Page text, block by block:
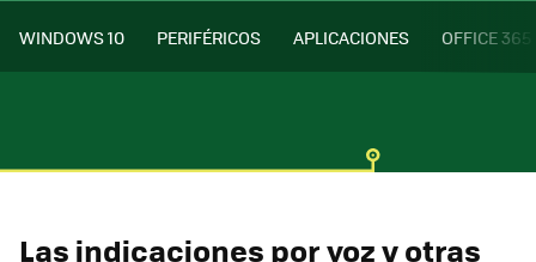
WINDOWS 10 PERIFÉRICOS APLICACIONES OFFICE 365
Las indicaciones por voz y otras